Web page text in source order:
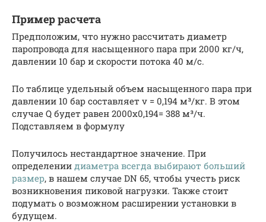
Пример расчета
Предположим, что нужно рассчитать диаметр
паропровода для насыщенного пара при 2000 кг/ч,
давлении 10 бар и скорости потока 40 м/с.
По таблице удельный объем насыщенного пара при
давлении 10 бар составляет v = 0,194 м³/кг. В этом
случае Q будет равен 2000х0,194= 388 м³/ч.
Подставляем в формулу
Получилось нестандартное значение. При
определении диаметра всегда выбирают больший
размер, в нашем случае DN 65, чтобы учесть риск
возникновения пиковой нагрузки. Также стоит
подумать о возможном расширении установки в
будущем.